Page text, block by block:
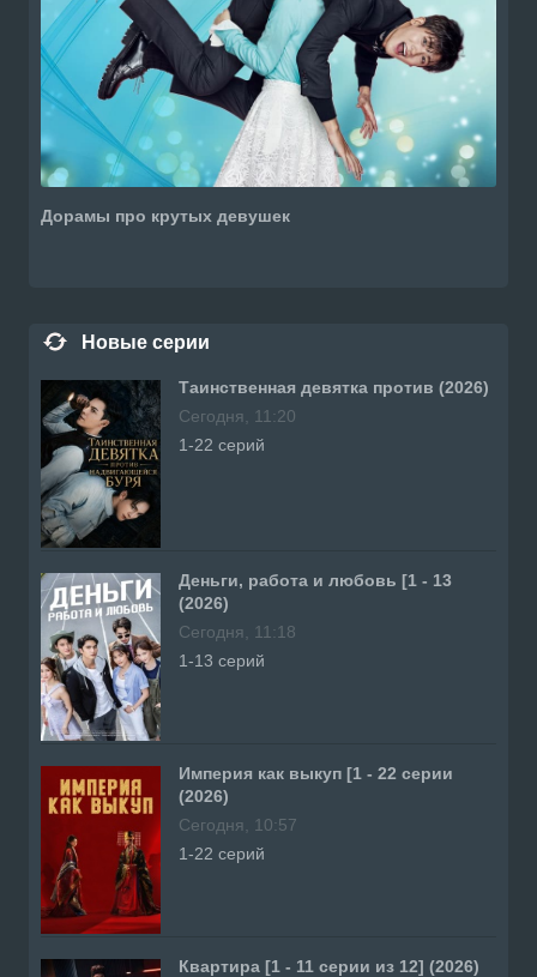
Дорамы про крутых девушек
Новые серии
Таинственная девятка против (2026)
Сегодня, 11:20
1-22 серий
Деньги, работа и любовь [1 - 13
(2026)
Сегодня, 11:18
1-13 серий
Империя как выкуп [1 - 22 серии
(2026)
Сегодня, 10:57
1-22 серий
Квартира [1 - 11 серии из 12] (2026)